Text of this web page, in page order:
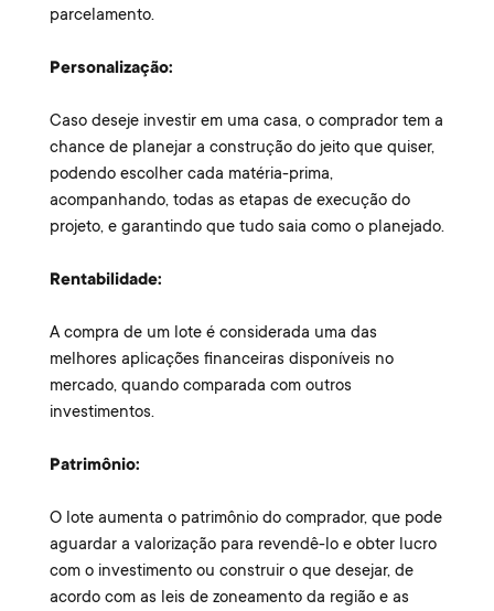
parcelamento.
Personalização:
Caso deseje investir em uma casa, o comprador tem a
chance de planejar a construção do jeito que quiser,
podendo escolher cada matéria-prima,
acompanhando, todas as etapas de execução do
projeto, e garantindo que tudo saia como o planejado.
Rentabilidade:
A compra de um lote é considerada uma das
melhores aplicações financeiras disponíveis no
mercado, quando comparada com outros
investimentos.
Patrimônio:
O lote aumenta o patrimônio do comprador, que pode
aguardar a valorização para revendê-lo e obter lucro
com o investimento ou construir o que desejar, de
acordo com as leis de zoneamento da região e as